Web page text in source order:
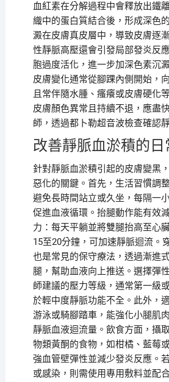
血紅素在分解過程中會釋放出鐵
織中的蛋白質結合後，形成深色
澱在皮膚真皮層中，導致皮膚逐
性靜脈高壓還會引發局部發炎反
胞過度活化，進一步加深色素沉
皮膚變化通常從腳踝內側開始，
且常伴隨水腫、瘙癢或皮膚硬化
皮膚顏色異常且持續不退，應盡
師，透過都卜勒超音波檢查確認
改善靜脈血淤積的日
針對靜脈血淤積引起的皮膚變黑
惡化的關鍵。首先，生活習慣調
避免長時間站立或久坐，每隔一
促進血液循環。抬腿動作能有效
力：每天平躺並將雙腿抬高至心
15至20分鐘，可加速靜脈迴流。
也是常見的保守療法，透過漸進
腿，幫助血液向上推送。選擇彈
師建議的壓力等級，通常第一級
於輕中度靜脈功能不全。此外，
游泳或騎腳踏車，能強化小腿肌
靜脈血液迴流量。飲食方面，攝
物類黃酮的食物，如柑橘、藍莓
強血管壁彈性並減少發炎反應。
或感染，則需使用專用敷料並配